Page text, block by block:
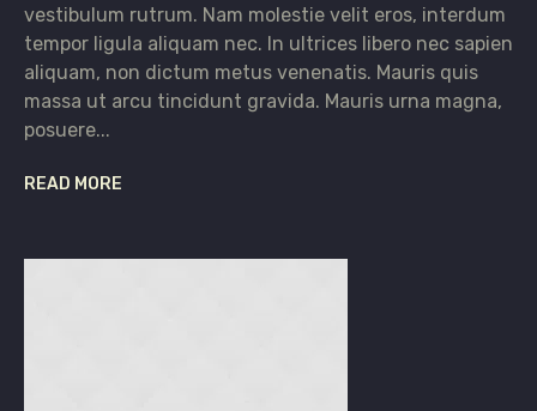
vestibulum rutrum. Nam molestie velit eros, interdum
tempor ligula aliquam nec. In ultrices libero nec sapien
aliquam, non dictum metus venenatis. Mauris quis
massa ut arcu tincidunt gravida. Mauris urna magna,
posuere...
READ MORE